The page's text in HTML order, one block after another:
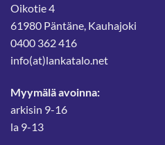
Oikotie 4
61980 Päntäne, Kauhajoki
0400 362 416
info(at)lankatalo.net
Myymälä avoinna:
arkisin 9-16
la 9-13